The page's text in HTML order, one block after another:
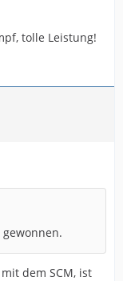
tolle Leistung!
dem SCM, ist